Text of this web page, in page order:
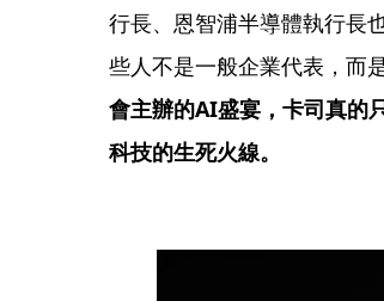
行長、恩智浦半導體執行長
些人不是一般企業代表，而
會主辦的AI盛宴，卡司真的
科技的生死火線。